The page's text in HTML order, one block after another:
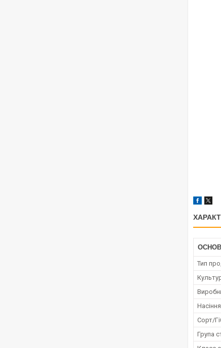
Тип
Сорт/
Група